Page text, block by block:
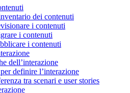
dei contenuti
i contenuti
i contenuti
i contenuti
dell’interazione
definire l’interazione
tra scenari e user stories